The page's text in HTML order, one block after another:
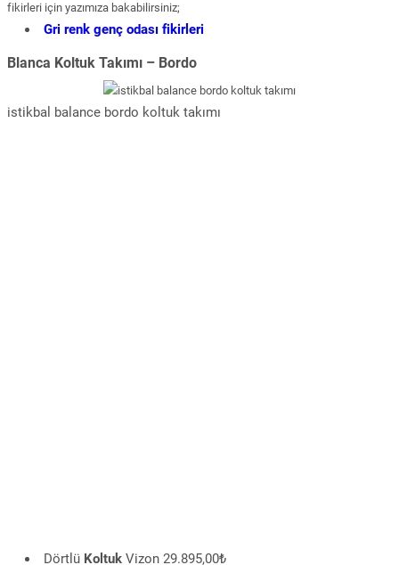
fikirleri için yazımıza bakabilirsiniz;
Gri renk genç odası fikirleri
Blanca Koltuk Takımı – Bordo
istikbal balance bordo koltuk takımı
Dörtlü Koltuk Vizon 29.895,00₺